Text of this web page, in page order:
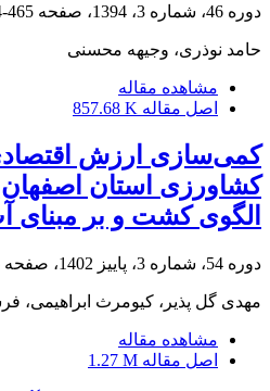
دوره 46، شماره 3، 1394، صفحه 465-474
حامد نوذری، وجیهه محسنی
مشاهده مقاله
اصل مقاله 857.68 K
کمی‌سازی ارزش
کشاورزی استان اصفهان
الگوی کشت و بر مبنای
دوره 54، شماره 3، پاییز 1402، صفحه
مهدی گل پذیر، کیومرث
مشاهده مقاله
اصل مقاله 1.27 M